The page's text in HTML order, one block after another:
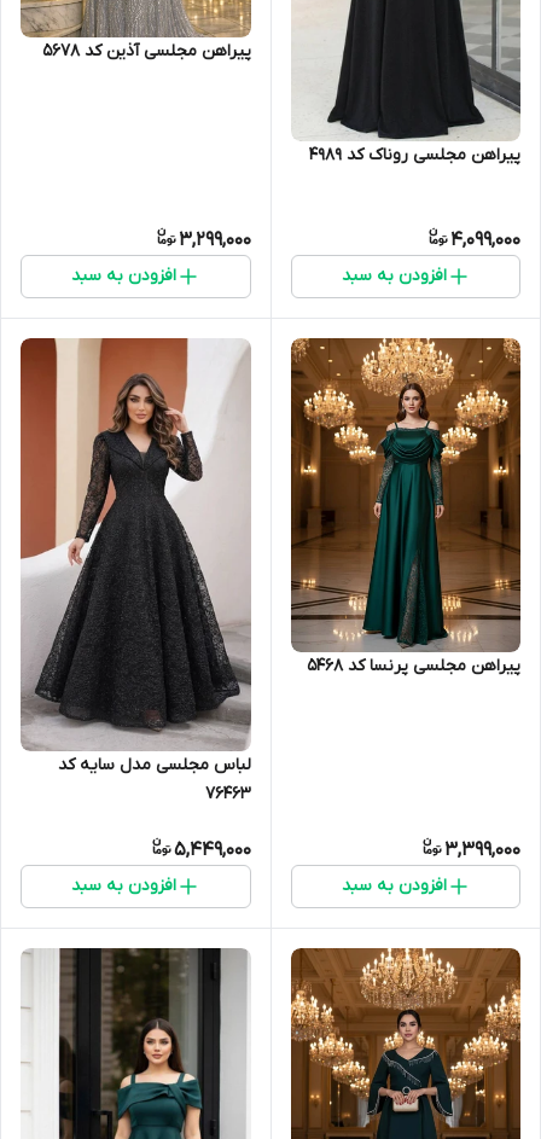
پیراهن مجلسی روناک کد 4989
4,099,000
افزودن به سبد
پیراهن مجلسی آذین کد 5678
3,299,000
افزودن به سبد
پیراهن مجلسی پرنسا کد 5468
3,399,000
افزودن به سبد
لباس مجلسی مدل سایه کد
76463
5,449,000
افزودن به سبد